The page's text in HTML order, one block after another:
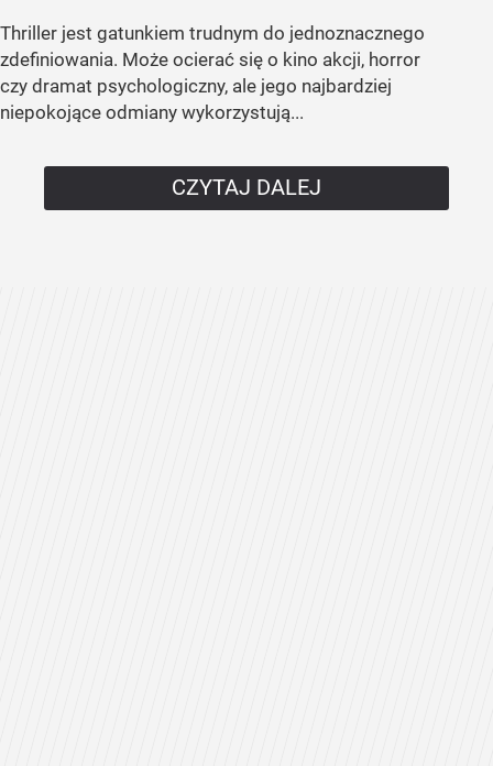
Thriller jest gatunkiem trudnym do jednoznacznego
zdefiniowania. Może ocierać się o kino akcji, horror
czy dramat psychologiczny, ale jego najbardziej
niepokojące odmiany wykorzystują...
CZYTAJ DALEJ